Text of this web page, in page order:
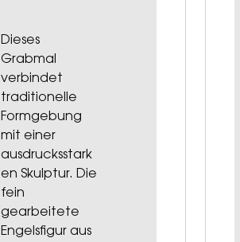
Dieses
Grabmal
verbindet
traditionelle
Formgebung
mit einer
ausdrucksstark
en Skulptur. Die
fein
gearbeitete
Engelsfigur aus